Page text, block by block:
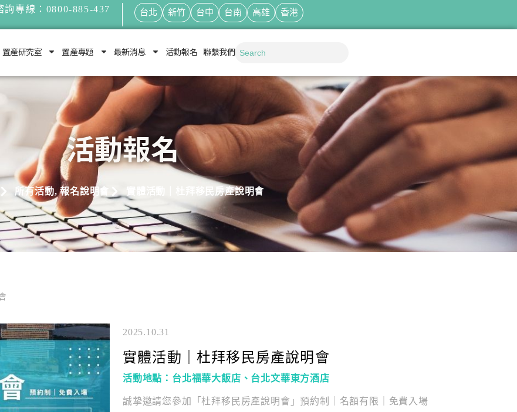
詢專線：0800-885-437 台北 新竹 台中 台南 高雄 香港
置產研究室 置產專題 最新消息 活動報名 聯繫我們
活動報名
所有活動,報名說明會 實體活動｜杜拜移民房產說明會
2025.10.31
實體活動｜杜拜移民房產說明會
活動地點：台北福華大飯店、台北文華東方酒店
誠摯邀請您參加「杜拜移民房產說明會」預約制｜名額有限｜免費入場